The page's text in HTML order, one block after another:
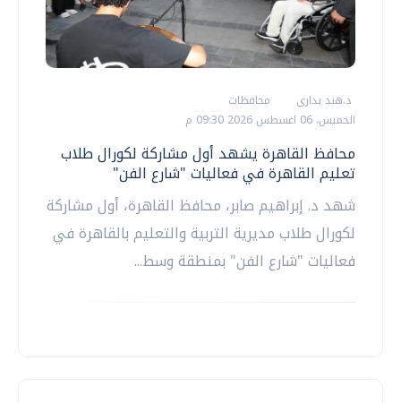
د.هند بدارى
محافظات
الخميس، 06 اغسطس 2026 09:30 م
محافظ القاهرة يشهد أول مشاركة لكورال طلاب
تعليم القاهرة في فعاليات "شارع الفن"
شهد د. إبراهيم صابر، محافظ القاهرة، أول مشاركة
لكورال طلاب مديرية التربية والتعليم بالقاهرة في
فعاليات "شارع الفن" بمنطقة وسط...